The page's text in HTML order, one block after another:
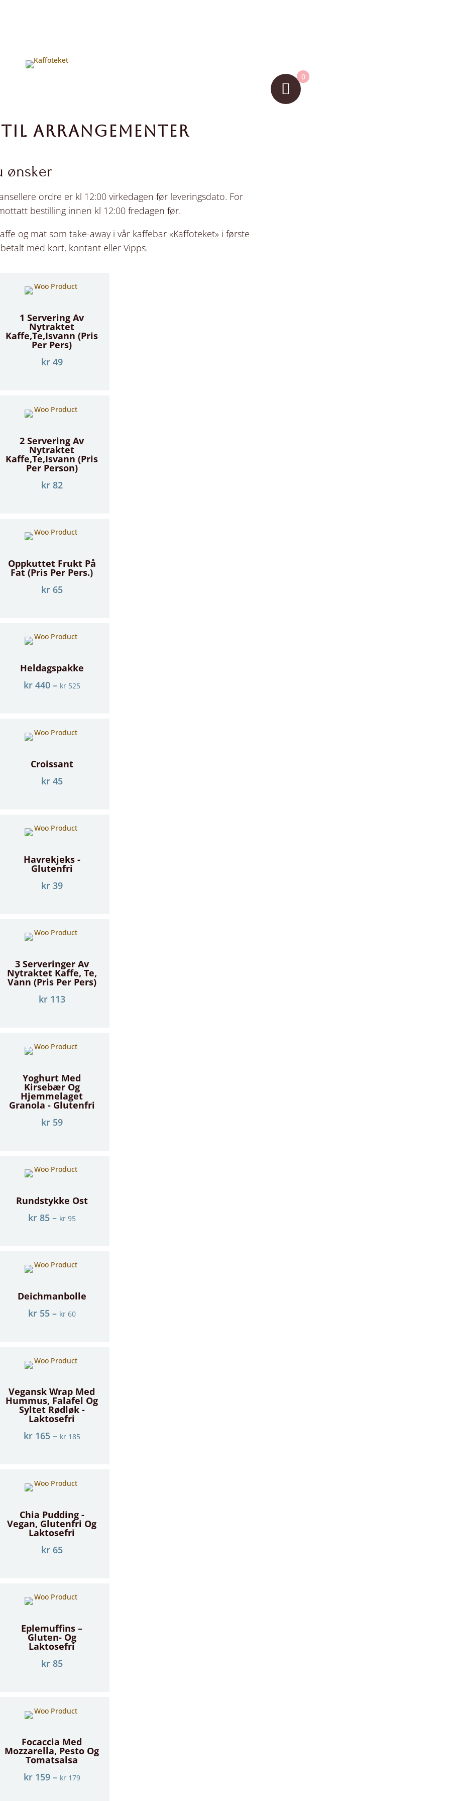
0
ARRANGEMENTER
ønsker
ordre er kl 12:00 virkedagen før leveringsdato. For
bestilling innen kl 12:00 fredagen før.
og mat som take-away i vår kaffebar «Kaffoteket» i første
med kort, kontant eller Vipps.
1 Servering Av
Nytraktet
Kaffe,te,isvann (Pris
Per Pers)
kr49
2 Servering Av
Nytraktet
Kaffe,te,isvann (pris
Per Person)
kr82
Oppkuttet Frukt På
Fat (pris Per Pers.)
kr65
Heldagspakke
kr440– kr525
Croissant
kr45
Havrekjeks -
Glutenfri
kr39
3 Serveringer Av
Nytraktet Kaffe, Te,
Vann (Pris Per Pers)
kr113
Yoghurt Med
Kirsebær Og
Hjemmelaget
Granola - Glutenfri
kr59
Rundstykke Ost
kr85– kr95
Deichmanbolle
kr55– kr60
Vegansk Wrap Med
Hummus, Falafel Og
Syltet Rødløk -
Laktosefri
kr165– kr185
Chia Pudding -
Vegan, Glutenfri Og
Laktosefri
kr65
Eplemuffins –
Gluten- Og
Laktosefri
kr85
Focaccia Med
Mozzarella, Pesto Og
Tomatsalsa
kr159– kr179